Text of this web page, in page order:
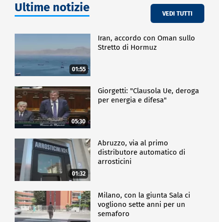
Ultime notizie VEDI TUTTI
01:55
Iran, accordo con Oman sullo
Stretto di Hormuz
05:30
Giorgetti: "Clausola Ue, deroga
per energia e difesa"
01:32
Abruzzo, via al primo
distributore automatico di
arrosticini
Milano, con la giunta Sala ci
vogliono sette anni per un
semaforo